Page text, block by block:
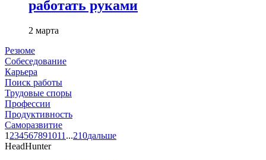
работать руками
2 марта
Резюме
Собеседование
Карьера
Поиск работы
Трудовые споры
Профессии
Продуктивность
Саморазвитие
1 234567891011 ...210дальше
HeadHunter